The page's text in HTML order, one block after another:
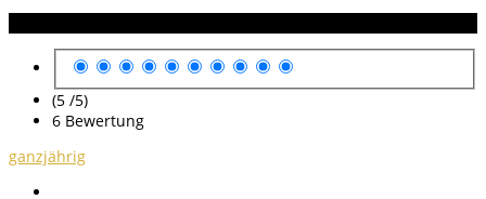
(5 /5)
6 Bewertung
ganzjährig